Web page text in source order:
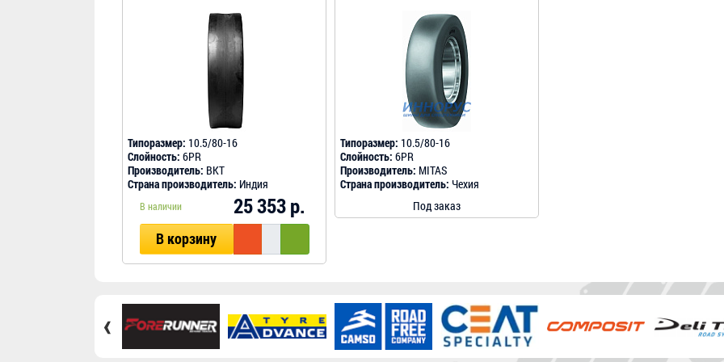
Типоразмер: 10.5/80-16
Слойность: 6PR
Производитель: BKT
Страна производитель: Индия
В наличии 25 353 р.
В корзину
Типоразмер: 10.5/80-16
Слойность: 6PR
Производитель: MITAS
Страна производитель: Чехия
Под заказ
‹